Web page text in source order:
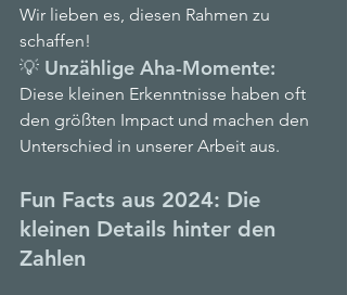
Wir lieben es, diesen Rahmen zu
schaffen!
💡 Unzählige Aha-Momente:
Diese kleinen Erkenntnisse haben oft
den größten Impact und machen den
Unterschied in unserer Arbeit aus.
Fun Facts aus 2024: Die
kleinen Details hinter den
Zahlen